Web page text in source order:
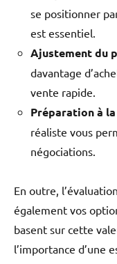
se positionner
est essentiel.
Ajustement du
davantage
vente rapide.
Préparation à
réaliste vous
négociations.
En outre,
également vos
basent sur cette
l’importance d’une